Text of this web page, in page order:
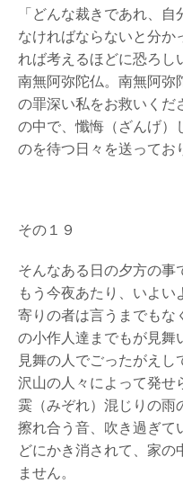
「どんな裁きであれ、
なければならないと分か
れば考えるほどに恐ろし
南無阿弥陀仏。南無阿弥
の罪深い私をお救いくだ
の中で、懺悔（ざんげ）
のを待つ日々を送ってお
その１９
そんなある日の夕方の事
もう今夜あたり、いよい
寄りの者は言うまでもな
の小作人達までもが見舞
見舞の人でごったがえし
沢山の人々によって発せ
霙（みぞれ）混じりの雨
擦れ合う音、吹き過ぎて
どにかき消されて、家の
ません。